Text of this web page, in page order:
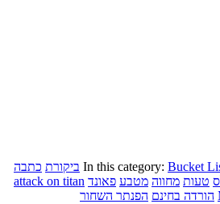
In this category: Bucket ביקורת כתבה
טעות מחווה מטבע פאונד attack on titan
הורדה בחינם הפנתר השחור